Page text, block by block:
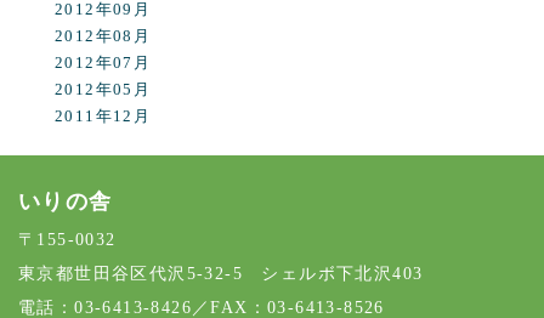
2012年09月
2012年08月
2012年07月
2012年05月
2011年12月
いりの舎
〒155-0032
東京都世田谷区代沢5-32-5 シェルボ下北沢403
電話：03-6413-8426／FAX：03-6413-8526